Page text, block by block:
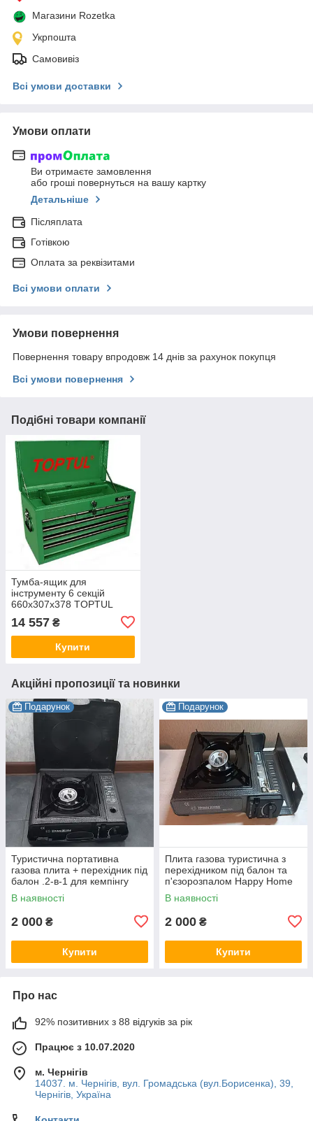
Магазини Rozetka
Укрпошта
Самовивіз
Всі умови доставки
Умови оплати
Ви отримаєте замовлення
або гроші повернуться на вашу картку
Детальніше
Післяплата
Готівкою
Оплата за реквізитами
Всі умови оплати
Умови повернення
Повернення товару впродовж 14 днів за рахунок покупця
Всі умови повернення
Подібні товари компанії
Тумба-ящик для
інструменту 6 секцій
660x307x378 TOPTUL
14 557 ₴
Купити
Акційні пропозиції та новинки
Подарунок
Туристична портативна
газова плита + перехідник під
балон .2-в-1 для кемпінгу
В наявності
2 000 ₴
Купити
Подарунок
Плита газова туристична з
перехідником під балон та
п'єзорозпалом Happy Home
BDZ-155A
В наявності
2 000 ₴
Купити
Про нас
92% позитивних з 88 відгуків за рік
Працює з 10.07.2020
м. Чернігів
14037. м. Чернігів, вул. Громадська (вул.Борисенка), 39,
Чернігів, Україна